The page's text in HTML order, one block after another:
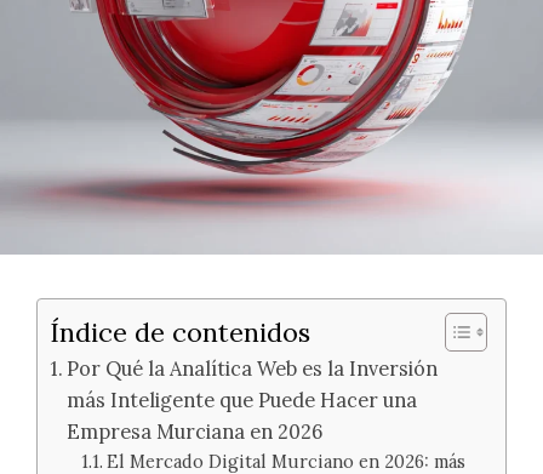
Índice de contenidos
Por Qué la Analítica Web es la Inversión
más Inteligente que Puede Hacer una
Empresa Murciana en 2026
El Mercado Digital Murciano en 2026: más